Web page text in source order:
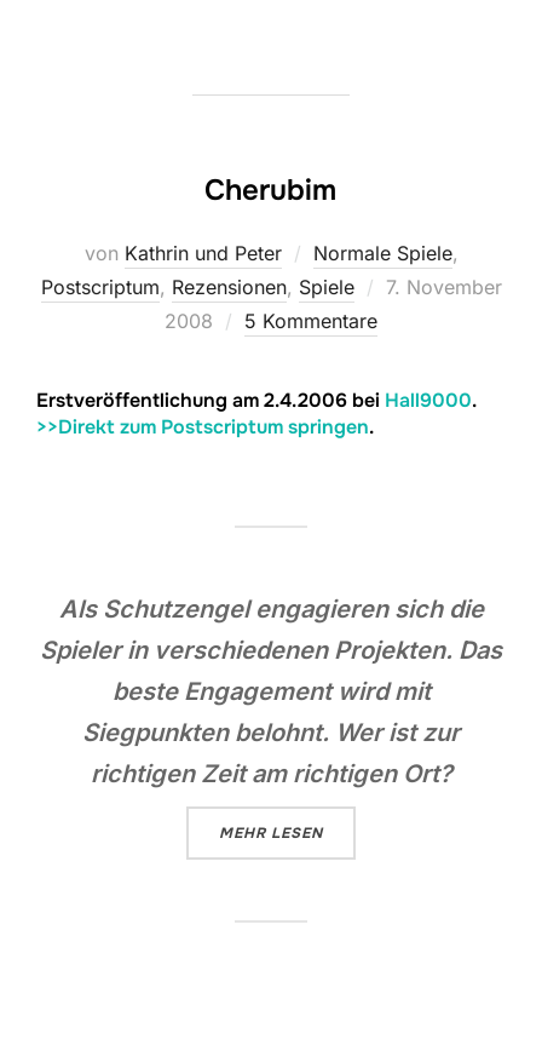
Cherubim
von Kathrin und Peter Normale Spiele,
Postscriptum, Rezensionen, Spiele
Veröffentlicht
7. November
2008
5 Kommentare
Erstveröffentlichung am 2.4.2006 bei Hall9000.
>>Direkt zum Postscriptum springen.
Als Schutzengel engagieren sich die
Spieler in verschiedenen Projekten. Das
beste Engagement wird mit
Siegpunkten belohnt. Wer ist zur
richtigen Zeit am richtigen Ort?
MEHR ÜBER „CHERUBIM“
LESEN